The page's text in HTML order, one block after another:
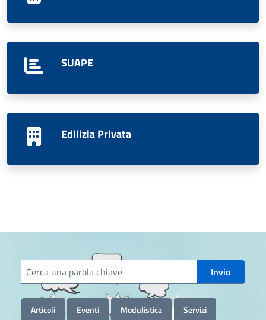
SUAPE
Edilizia Privata
Cerca informazioni, servizi, persone Invio
Articoli Eventi Modulistica Servizi